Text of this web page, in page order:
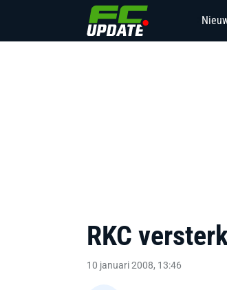
RKC
10 januari 2008, 13:46